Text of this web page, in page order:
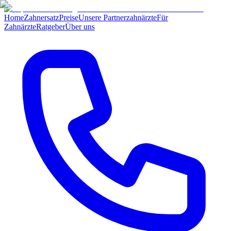
HomeZahnersatzPreiseUnsere PartnerzahnärzteFür
ZahnärzteRatgeberÜber uns